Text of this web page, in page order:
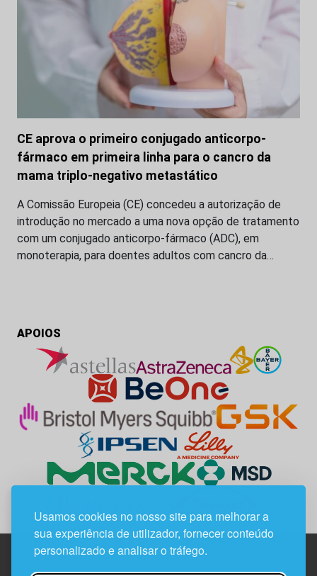
Usamos cookies no nosso site para melhorar a
sua experiência de utilizador, fornecer conteúdo
personalizado e analisar o tráfego.
CE aprova o primeiro conjugado anticorpo-
fármaco em primeira linha para o cancro da
mama triplo-negativo metastático
A Comissão Europeia (CE) concedeu a autorização de
introdução no mercado a uma nova opção de tratamento
com um conjugado anticorpo-fármaco (ADC), em
monoterapia, para doentes adultos com cancro da…
APOIOS